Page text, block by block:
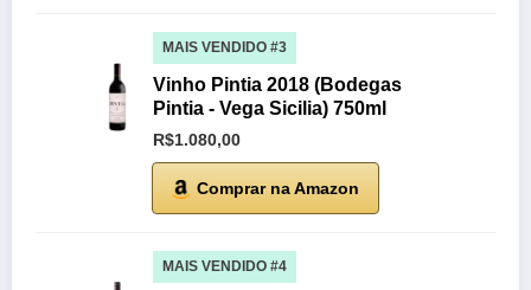
MAIS VENDIDO #3
Vinho Pintia 2018 (Bodegas
Pintia - Vega Sicilia) 750ml
R$1.080,00
Comprar na Amazon
MAIS VENDIDO #4